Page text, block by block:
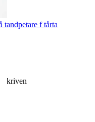
tandpetare f tårta